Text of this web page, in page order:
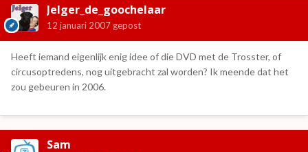
Jelger_de_goochelaar
12 januari 2007 gepost
Heeft iemand eigenlijk enig idee of die DVD met de Trosster, of
circusoptredens, nog uitgebracht zal worden? Ik meende dat het
zou gebeuren in 2006.
Sam